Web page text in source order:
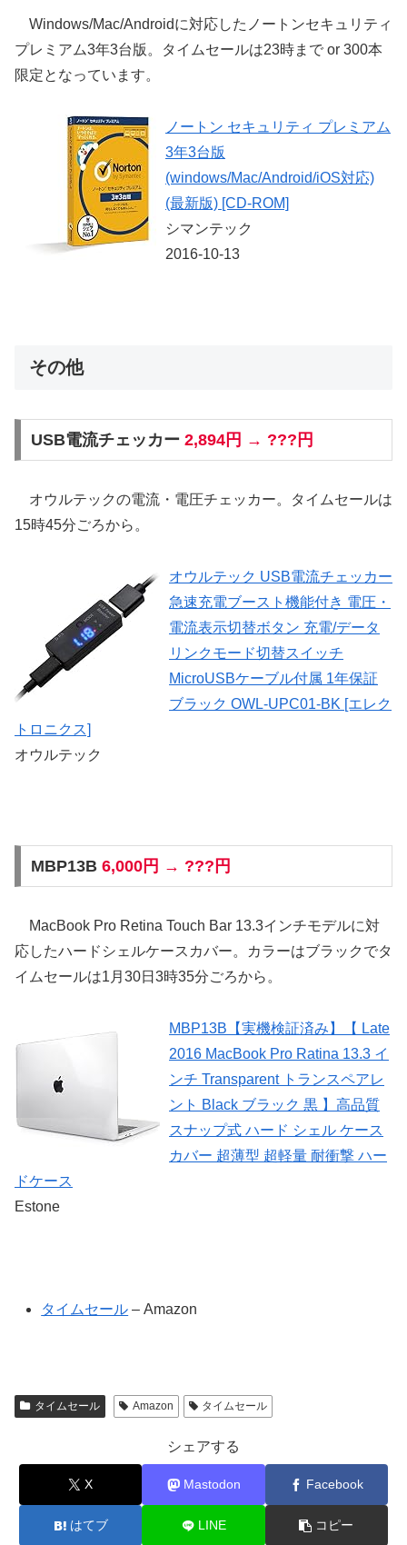
Windows/Mac/Androidに対応したノートンセキュリティ
プレミアム3年3台版。タイムセールは23時まで or 300本
限定となっています。
ノートン セキュリティ プレミアム
3年3台版
(windows/Mac/Android/iOS対応)
(最新版) [CD-ROM]
シマンテック
2016-10-13
その他
USB電流チェッカー 2,894円 → ???円
オウルテックの電流・電圧チェッカー。タイムセールは
15時45分ごろから。
オウルテック USB電流チェッカー
急速充電ブースト機能付き 電圧・
電流表示切替ボタン 充電/データ
リンクモード切替スイッチ
MicroUSBケーブル付属 1年保証
ブラック OWL-UPC01-BK [エレク
トロニクス]
オウルテック
MBP13B 6,000円 → ???円
MacBook Pro Retina Touch Bar 13.3インチモデルに対
応したハードシェルケースカバー。カラーはブラックでタ
イムセールは1月30日3時35分ごろから。
MBP13B【実機検証済み】【 Late
2016 MacBook Pro Ratina 13.3 イ
ンチ Transparent トランスペアレ
ント Black ブラック 黒 】高品質
スナップ式 ハード シェル ケース
カバー 超薄型 超軽量 耐衝撃 ハー
ドケース
Estone
タイムセール – Amazon
タイムセール Amazon タイムセール
シェアする
X Mastodon Facebook
はてブ LINE コピー